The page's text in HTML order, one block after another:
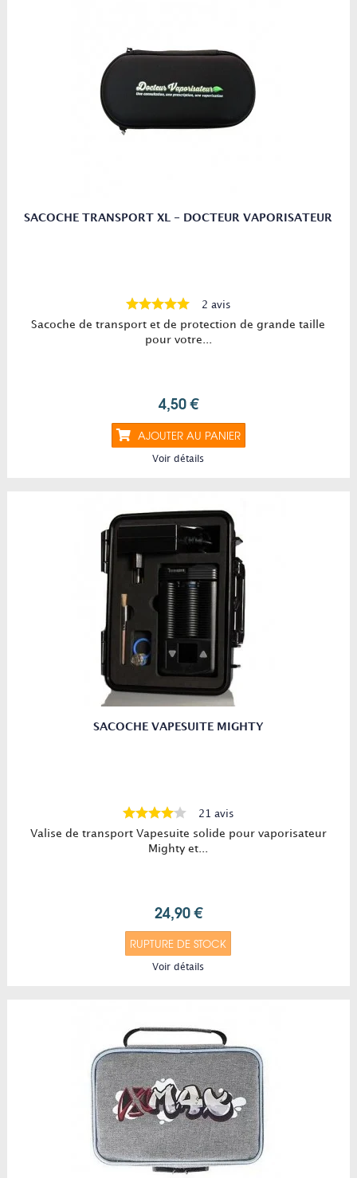
SACOCHE TRANSPORT XL - DOCTEUR VAPORISATEUR
2 avis
Sacoche de transport et de protection de grande taille
pour votre...
4,50 €
AJOUTER AU PANIER
Voir détails
SACOCHE VAPESUITE MIGHTY
21 avis
Valise de transport Vapesuite solide pour vaporisateur
Mighty et...
24,90 €
RUPTURE DE STOCK
Voir détails